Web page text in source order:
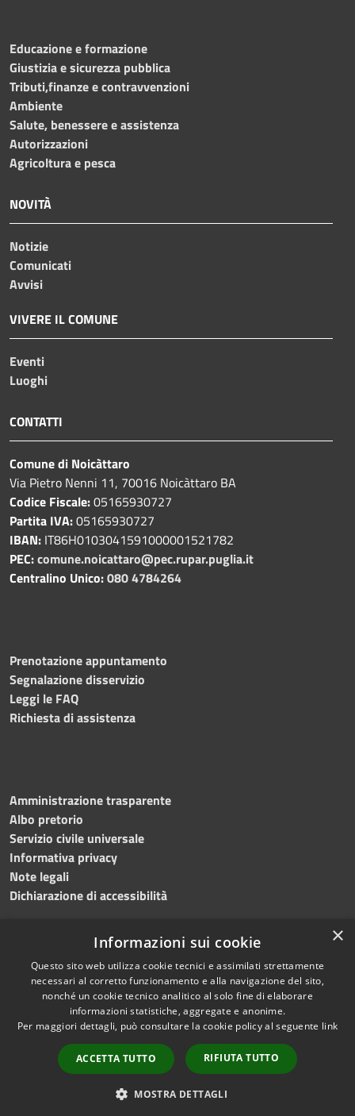
Educazione e formazione
Giustizia e sicurezza pubblica
Tributi,finanze e contravvenzioni
Ambiente
Salute, benessere e assistenza
Autorizzazioni
Agricoltura e pesca
NOVITÀ
Notizie
Comunicati
Avvisi
VIVERE IL COMUNE
Eventi
Luoghi
CONTATTI
Comune di Noicàttaro
Via Pietro Nenni 11, 70016 Noicàttaro BA
Codice Fiscale:05165930727
Partita IVA:05165930727
IBAN: IT86H0103041591000001521782
PEC:comune.noicattaro@pec.rupar.puglia.it
Centralino Unico:080 4784264
Prenotazione appuntamento
Segnalazione disservizio
Leggi le FAQ
Richiesta di assistenza
Amministrazione trasparente
Albo pretorio
Servizio civile universale
Informativa privacy
Note legali
Dichiarazione di accessibilità
RSS
Accessibilità
Cookie
Mappa del sito
Difensore civico
Copyright © 2023 •
Comune di Noicàttaro
Powered byMunicipium
Redazione•Portale
dipendente
WebMail Dipendenti
×
Informazioni sui cookie
Questo sito web utilizza cookie tecnici e assimilati strettamente
necessari al corretto funzionamento e alla navigazione del sito,
nonché un cookie tecnico analitico al solo fine di elaborare
informazioni statistiche, aggregate e anonime.
Per maggiori dettagli, può consultare la cookie policy al seguente link
ACCETTA TUTTO RIFIUTA TUTTO
MOSTRA DETTAGLI